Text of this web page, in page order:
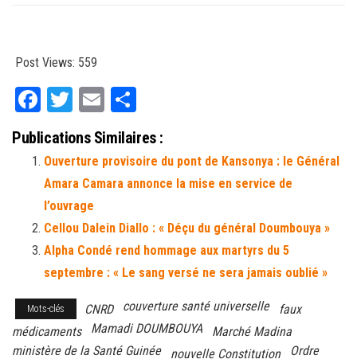
Post Views: 559
Fa
ce
bo
ok
T
tt
er
E
m
ail ag
er
Publications Similaires :
Ouverture provisoire du pont de Kansonya : le Général
Amara Camara annonce la mise en service de
l’ouvrage
Cellou Dalein Diallo : « Déçu du général Doumbouya »
Alpha Condé rend hommage aux martyrs du 5
septembre : « Le sang versé ne sera jamais oublié »
Mots-clés CNRD couverture santé universelle
faux
médicaments
Mamadi DOUMBOUYA
Marché Madina
ministère de la Santé Guinée
nouvelle Constitution
Ordre